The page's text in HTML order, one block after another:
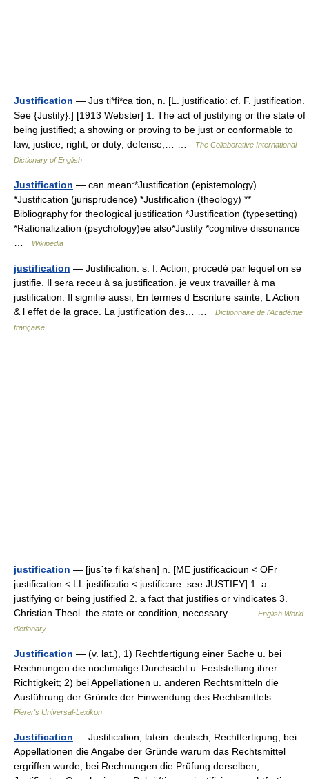
Justification — Jus ti*fi*ca tion, n. [L. justificatio: cf. F. justification.
See {Justify}.] [1913 Webster] 1. The act of justifying or the state of
being justified; a showing or proving to be just or conformable to
law, justice, right, or duty; defense;… …
The Collaborative International
Dictionary of English
Justification — can mean:*Justification (epistemology)
*Justification (jurisprudence) *Justification (theology) **
Bibliography for theological justification *Justification (typesetting)
*Rationalization (psychology)ee also*Justify *cognitive dissonance
Wikipedia
justification — Justification. s. f. Action, procedé par lequel on se
justifie. Il sera receu à sa justification. je veux travailler à ma
justification. Il signifie aussi, En termes d Escriture sainte, L Action
& l effet de la grace. La justification des… …
Dictionnaire de l'Académie
française
justification — [jus΄tə fi kā′shən] n. [ME justificacioun < OFr
justification < LL justificatio < justificare: see JUSTIFY] 1. a
justifying or being justified 2. a fact that justifies or vindicates 3.
Christian Theol. the state or condition, necessary… …
English World
dictionary
Justification — (v. lat.), 1) Rechtfertigung einer Sache u. bei
Rechnungen die nochmalige Durchsicht u. Feststellung ihrer
Richtigkeit; 2) bei Appellationen u. anderen Rechtsmitteln die
Ausführung der Gründe der Einwendung des Rechtsmittels …
Pierer's Universal-Lexikon
Justification — Justification, latein. deutsch, Rechtfertigung; bei
Appellationen die Angabe der Gründe warum das Rechtsmittel
ergriffen wurde; bei Rechnungen die Prüfung derselben;